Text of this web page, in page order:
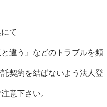
て
違う』などのトラブルを頻
契約を結ばないよう法人登
意下さい。